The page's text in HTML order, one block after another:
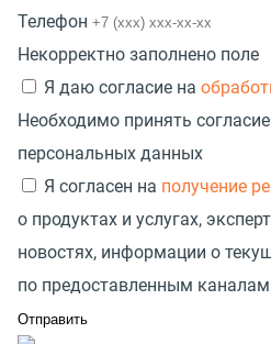
Телефон
Некорректно заполнено поле
Я даю согласие на
Необходимо принять
персональных данных
Я согласен на получение
о продуктах и услугах,
новостях, информации о
по предоставленным каналам